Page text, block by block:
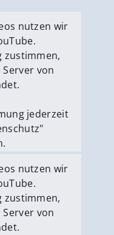
nutzen wir
zustimmen,
von
jederzeit
nutzen wir
zustimmen,
von